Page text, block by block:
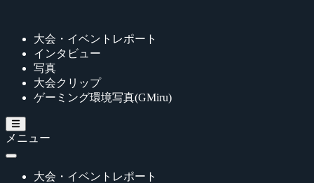
大会・イベントレポート
インタビュー
写真
大会クリップ
ゲーミング環境写真(GMiru)
メニュー
大会・イベントレポート